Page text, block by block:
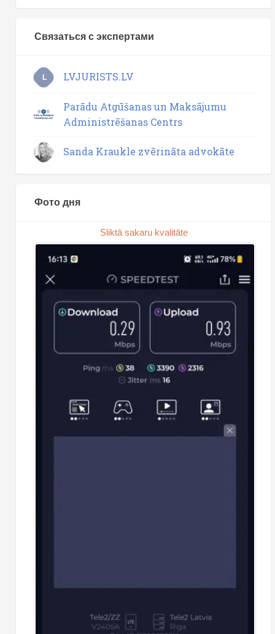
Связаться с экспертами
L LVJURISTS.LV
Parādu Atgūšanas un Maksājumu
Administrēšanas Centrs
Sanda Kraukle zvērināta advokāte
Фото дня
Sliktā sakaru kvalitāte